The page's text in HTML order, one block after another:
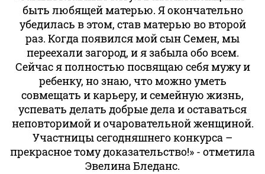
быть любящей матерью. Я окончательно
убедилась в этом, став матерью во второй
раз. Когда появился мой сын Семен, мы
переехали загород, и я забыла обо всем.
Сейчас я полностью посвящаю себя мужу и
ребенку, но знаю, что можно уметь
совмещать и карьеру, и семейную жизнь,
успевать делать добрые дела и оставаться
неповторимой и очаровательной женщиной.
Участницы сегодняшнего конкурса –
прекрасное тому доказательство!» - отметила
Эвелина Бледанс.